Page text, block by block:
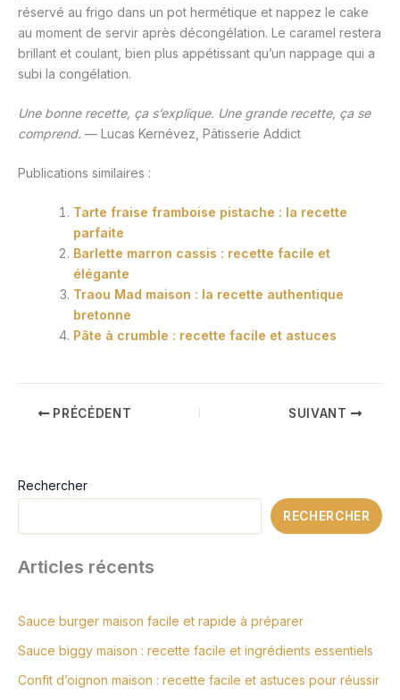
réservé au frigo dans un pot hermétique et nappez le cake
au moment de servir après décongélation. Le caramel restera
brillant et coulant, bien plus appétissant qu’un nappage qui a
subi la congélation.
Une bonne recette, ça s’explique. Une grande recette, ça se
comprend. — Lucas Kernévez, Pâtisserie Addict
Publications similaires :
Tarte fraise framboise pistache : la recette
parfaite
Barlette marron cassis : recette facile et
élégante
Traou Mad maison : la recette authentique
bretonne
Pâte à crumble : recette facile et astuces
PRÉCÉDENT SUIVANT
Rechercher
RECHERCHER
Articles récents
Sauce burger maison facile et rapide à préparer
Sauce biggy maison : recette facile et ingrédients essentiels
Confit d’oignon maison : recette facile et astuces pour réussir